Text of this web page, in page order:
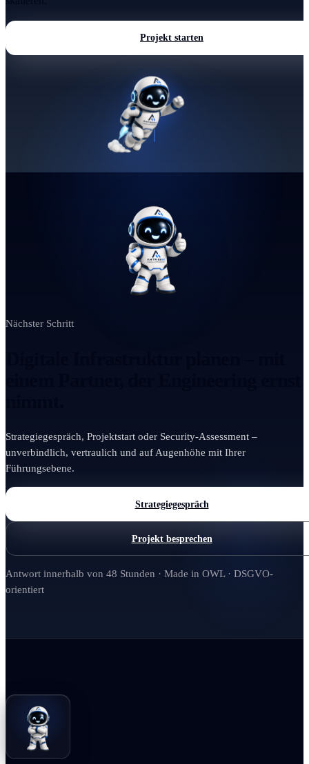
Projekt starten
Nächster Schritt
Strategiegespräch, Projektstart oder Security-Assessment –
unverbindlich, vertraulich und auf Augenhöhe mit Ihrer
Führungsebene.
Strategiegespräch
Projekt besprechen
Antwort innerhalb von 48 Stunden · Made in OWL · DSGVO-
orientiert